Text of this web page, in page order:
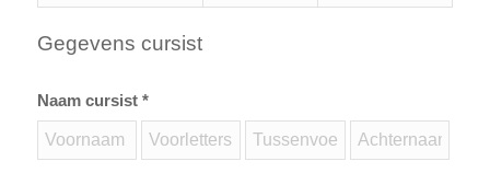
Gegevens cursist
Naam cursist *